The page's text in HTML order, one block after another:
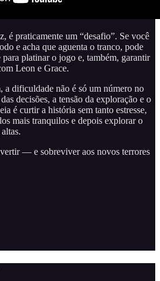
é praticamente um “desafio”. Se você
e acha que aguenta o tranco, pode
para platinar o jogo e, também, garantir
Leon e Grace.
a dificuldade não é só um número no
decisões, a tensão da exploração e o
é curtir a história sem tanto estresse,
mais tranquilos e depois explorar o
— e sobreviver aos novos terrores